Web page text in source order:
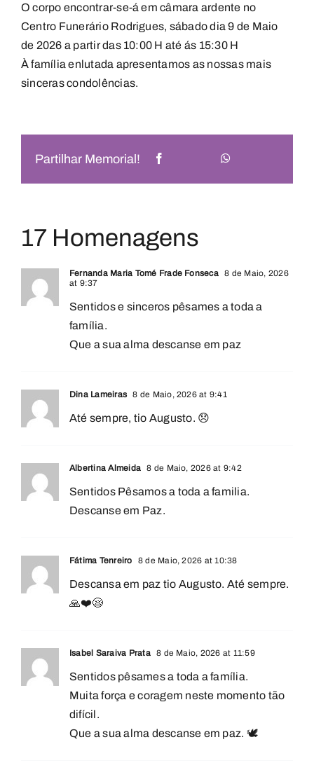
O corpo encontrar-se-á em câmara ardente no
Centro Funerário Rodrigues, sábado dia 9 de Maio
de 2026 a partir das 10:00 H até ás 15:30 H
À família enlutada apresentamos as nossas mais
sinceras condolências.
Partilhar Memorial!
17 Homenagens
Fernanda Maria Tomé Frade Fonseca 8 de Maio, 2026
at 9:37
Sentidos e sinceros pêsames a toda a
família.
Que a sua alma descanse em paz
Dina Lameiras 8 de Maio, 2026 at 9:41
Até sempre, tio Augusto. 😞
Albertina Almeida 8 de Maio, 2026 at 9:42
Sentidos Pêsamos a toda a familia.
Descanse em Paz.
Fátima Tenreiro 8 de Maio, 2026 at 10:38
Descansa em paz tio Augusto. Até sempre.
🙏❤️😪
Isabel Saraiva Prata 8 de Maio, 2026 at 11:59
Sentidos pêsames a toda a família.
Muita força e coragem neste momento tão
difícil.
Que a sua alma descanse em paz. 🕊️